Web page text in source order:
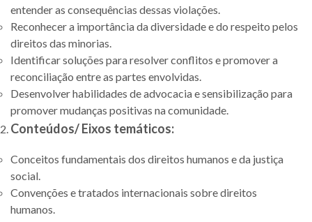
entender as consequências dessas violações.
Reconhecer a importância da diversidade e do respeito pelos
direitos das minorias.
Identificar soluções para resolver conflitos e promover a
reconciliação entre as partes envolvidas.
Desenvolver habilidades de advocacia e sensibilização para
promover mudanças positivas na comunidade.
Conteúdos/ Eixos temáticos:
Conceitos fundamentais dos direitos humanos e da justiça
social.
Convenções e tratados internacionais sobre direitos
humanos.